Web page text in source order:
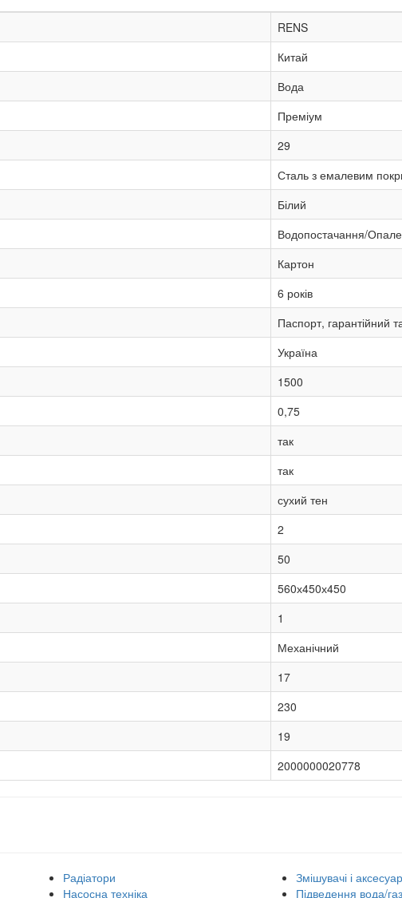
RENS
Китай
Вода
Преміум
29
Сталь з емалевим
Білий
Водопостачання/
Картон
6 років
Паспорт, гарантійний
Україна
1500
0,75
так
так
сухий тен
2
50
560х450х450
1
Механічний
17
230
19
2000000020778
Радіатори
Насосна техніка
Змішувачі і
Підведення вода/газ